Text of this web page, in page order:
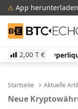
App herunterladen
BTC-ECHO
2,00 T €
Kurs 47,36 0.10%
Startseite Aktuelle
Neue